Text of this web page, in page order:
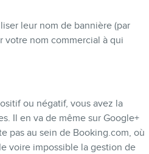
leur nom de bannière (par
votre nom commercial à qui
ou négatif, vous avez la
Il en va de même sur Google+
pas au sein de Booking.com, où
voire impossible la gestion de